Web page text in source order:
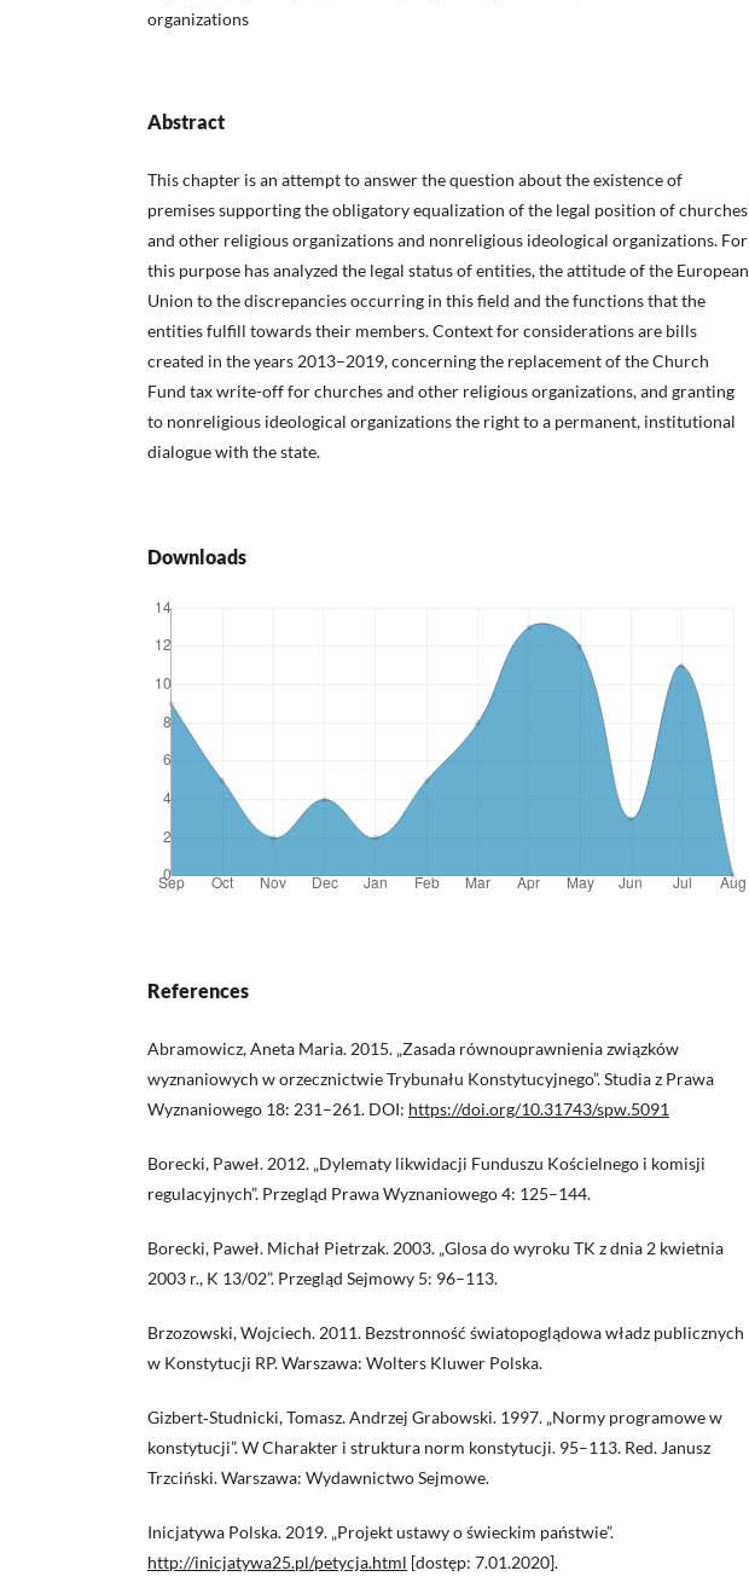
organizations
Abstract
This chapter is an attempt to answer the question about the existence of
premises supporting the obligatory equalization of the legal position of churches
and other religious organizations and nonreligious ideological organizations. For
this purpose has analyzed the legal status of entities, the attitude of the European
Union to the discrepancies occurring in this field and the functions that the
entities fulfill towards their members. Context for considerations are bills
created in the years 2013–2019, concerning the replacement of the Church
Fund tax write-off for churches and other religious organizations, and granting
to nonreligious ideological organizations the right to a permanent, institutional
dialogue with the state.
Downloads
References
Abramowicz, Aneta Maria. 2015. „Zasada równouprawnienia związków
wyznaniowych w orzecznictwie Trybunału Konstytucyjnego”. Studia z Prawa
Wyznaniowego 18: 231–261. DOI: https://doi.org/10.31743/spw.5091
Borecki, Paweł. 2012. „Dylematy likwidacji Funduszu Kościelnego i komisji
regulacyjnych”. Przegląd Prawa Wyznaniowego 4: 125–144.
Borecki, Paweł. Michał Pietrzak. 2003. „Glosa do wyroku TK z dnia 2 kwietnia
2003 r., K 13/02”. Przegląd Sejmowy 5: 96–113.
Brzozowski, Wojciech. 2011. Bezstronność światopoglądowa władz publicznych
w Konstytucji RP. Warszawa: Wolters Kluwer Polska.
Gizbert‑Studnicki, Tomasz. Andrzej Grabowski. 1997. „Normy programowe w
konstytucji”. W Charakter i struktura norm konstytucji. 95–113. Red. Janusz
Trzciński. Warszawa: Wydawnictwo Sejmowe.
Inicjatywa Polska. 2019. „Projekt ustawy o świeckim państwie”.
http://inicjatywa25.pl/petycja.html [dostęp: 7.01.2020].